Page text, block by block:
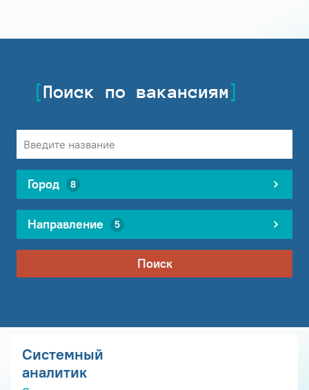
Поиск по вакансиям
Город 8
Направление 5
Поиск
Системный
аналитик